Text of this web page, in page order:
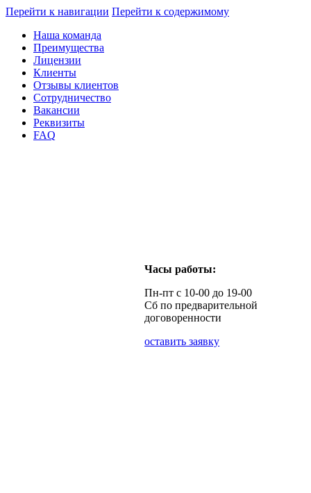
Перейти к навигации Перейти к содержимому
Наша команда
Преимущества
Лицензии
Клиенты
Отзывы клиентов
Сотрудничество
Вакансии
Реквизиты
FAQ
Часы работы:
Пн-пт с 10-00 до 19-00
Сб по предварительной
договоренности
оставить заявку